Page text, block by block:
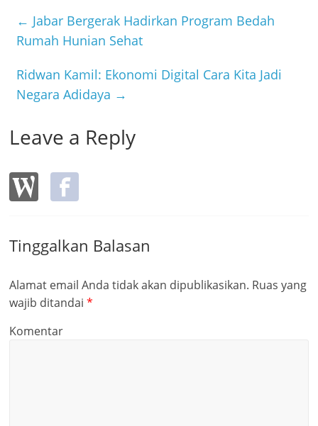
b
o
o
k
← Jabar Bergerak Hadirkan Program Bedah
Rumah Hunian Sehat
Ridwan Kamil: Ekonomi Digital Cara Kita Jadi
Negara Adidaya →
Leave a Reply
Tinggalkan Balasan
Alamat email Anda tidak akan dipublikasikan. Ruas yang
wajib ditandai*
Komentar